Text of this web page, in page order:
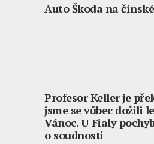
Auto Škoda na
Profesor Keller je
jsme se vůbec dožili
Vánoc. U Fialy
o soudnosti